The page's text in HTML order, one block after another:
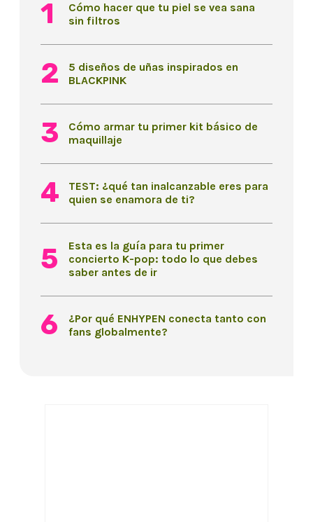
Cómo hacer que tu piel se vea sana
sin filtros
5 diseños de uñas inspirados en
BLACKPINK
Cómo armar tu primer kit básico de
maquillaje
TEST: ¿qué tan inalcanzable eres para
quien se enamora de ti?
Esta es la guía para tu primer
concierto K-pop: todo lo que debes
saber antes de ir
¿Por qué ENHYPEN conecta tanto con
fans globalmente?